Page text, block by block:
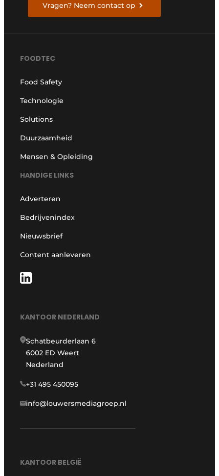
Vragen? Neem contact op
FOODTEC
Food Safety
Technologie
Solutions
Duurzaamheid
Mensen & Opleiding
HANDIGE LINKS
Adverteren
Bedrijvenindex
Nieuwsbrief
Content aanleveren
KANTOOR NEDERLAND
Schatbeurderlaan 6
6002 ED Weert
Nederland
+31 495 450095
info@louwersmediagroep.nl
KANTOOR BELGIË